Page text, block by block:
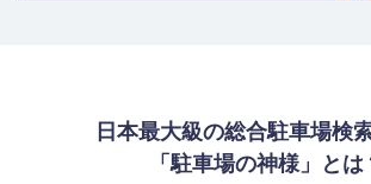
日本最大級の総合駐車場検
「駐車場の神様」とは